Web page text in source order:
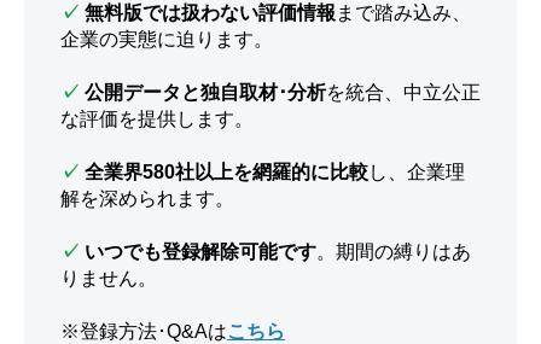
✓ 無料版では扱わない評価情報 まで踏み込み、
企業の実態に迫ります。
✓ 公開データと独自取材･分析を統合、中立公正
な評価を提供します。
✓ 全業界580社以上を網羅的に比較し、企業理
解を深められます。
✓ いつでも登録解除可能です。期間の縛りはあ
りません。
※登録方法･Q&Aはこちら